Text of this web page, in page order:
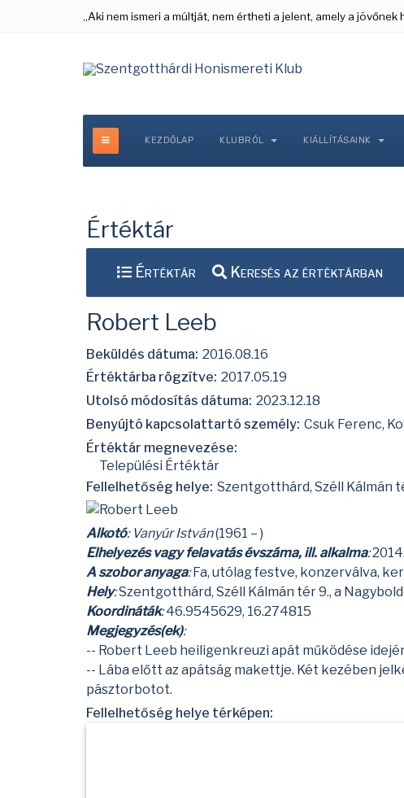
„Aki nem ismeri a múltját, nem értheti a jelent, amely a jövőnek
KEZDŐLAP KLUBRÓL KIÁLLÍTÁSAINK
Értéktár
Értéktár Keresés az értéktárban
Robert Leeb
Beküldés dátuma: 2016.08.16
Értéktárba rögzítve: 2017.05.19
Utolsó módosítás dátuma: 2023.12.18
Benyújtó kapcsolattartó személy: Csuk Ferenc,
Értéktár megnevezése:
Települési Értéktár
Fellelhetőség helye: Szentgotthárd, Széll Kálmán
Alkotó: Vanyúr István(1961 – )
Elhelyezés vagy felavatás évszáma, ill. alkalma:
A szobor anyaga:Fa, utólag festve, konzerválva,
Hely:Szentgotthárd, Széll Kálmán tér 9., a
Koordináták:46.9545629, 16.274815
Megjegyzés(ek):
-- Robert Leeb heiligenkreuzi apát működése
-- Lába előtt az apátság makettje. Két kezében
pásztorbotot.
Fellelhetőség helye térképen: